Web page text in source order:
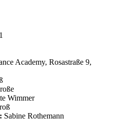
Academy, Rosastraße 9,
Wimmer
Sabine Rothemann